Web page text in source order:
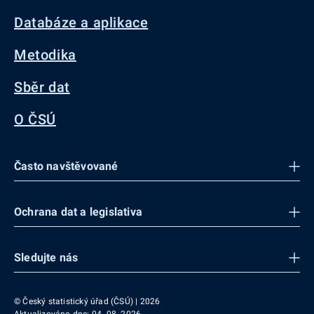
Databáze a aplikace
Metodika
Sběr dat
O ČSÚ
Často navštěvované
Ochrana dat a legislativa
Sledujte nás
© Český statistický úřad (ČSÚ) | 2026